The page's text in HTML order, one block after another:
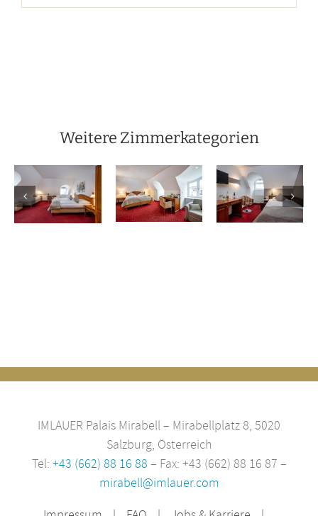
Weitere Zimmerkategorien
FamilienzimmerEinzelzimmer
Klassik
IMLAUER Palais Mirabell – Mirabellplatz 8, 5020
Salzburg, Österreich
Tel: +43 (662) 88 16 88 – Fax: +43 (662) 88 16 87 –
mirabell@imlauer.com